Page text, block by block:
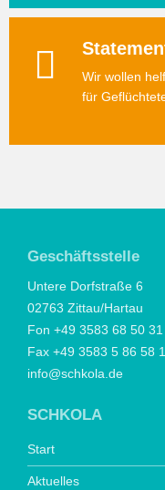
Wir wollen
für
Geschäftsstelle
Untere Dorfstraße 6
02763 Zittau/Hartau
Fon +49 3583 68 50 31
Fax +49 3583 5 86 58
info@schkola.de
SCHKOLA
Start
Aktuelles